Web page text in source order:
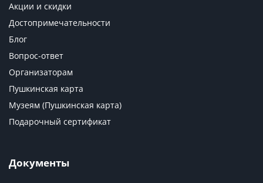
Акции и скидки
Достопримечательности
Блог
Вопрос-ответ
Организаторам
Пушкинская карта
Музеям (Пушкинская карта)
Подарочный сертификат
Документы